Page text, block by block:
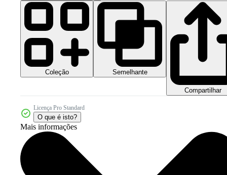
Coleção Semelhante
Compartilhar
Licença Pro Standard
O que é isto?
Mais informações